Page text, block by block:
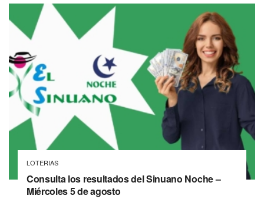
LOTERIAS
Consulta los resultados del Sinuano Noche –
Miércoles 5 de agosto